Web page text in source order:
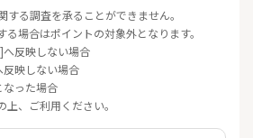
る調査を承ることができません。
場合はポイントの対象外となります。
へ反映しない場合
反映しない場合
なった場合
上、ご利用ください。